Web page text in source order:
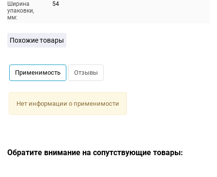
Ширина
упаковки,
мм:
54
Похожие товары
Применимость Отзывы
Нет информации о применимости
Обратите внимание на сопутствующие товары: